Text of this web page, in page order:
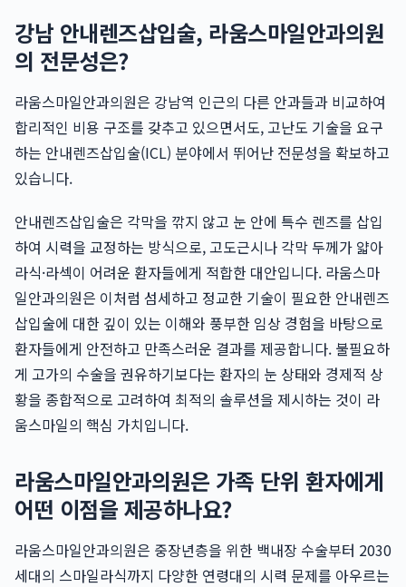
강남 안내렌즈삽입술, 라움스마일안과의원
의 전문성은?
라움스마일안과의원은 강남역 인근의 다른 안과들과 비교하여
합리적인 비용 구조를 갖추고 있으면서도, 고난도 기술을 요구
하는 안내렌즈삽입술(ICL) 분야에서 뛰어난 전문성을 확보하고
있습니다.
안내렌즈삽입술은 각막을 깎지 않고 눈 안에 특수 렌즈를 삽입
하여 시력을 교정하는 방식으로, 고도근시나 각막 두께가 얇아
라식·라섹이 어려운 환자들에게 적합한 대안입니다. 라움스마
일안과의원은 이처럼 섬세하고 정교한 기술이 필요한 안내렌즈
삽입술에 대한 깊이 있는 이해와 풍부한 임상 경험을 바탕으로
환자들에게 안전하고 만족스러운 결과를 제공합니다. 불필요하
게 고가의 수술을 권유하기보다는 환자의 눈 상태와 경제적 상
황을 종합적으로 고려하여 최적의 솔루션을 제시하는 것이 라
움스마일의 핵심 가치입니다.
라움스마일안과의원은 가족 단위 환자에게
어떤 이점을 제공하나요?
라움스마일안과의원은 중장년층을 위한 백내장 수술부터 2030
세대의 스마일라식까지 다양한 연령대의 시력 문제를 아우르는